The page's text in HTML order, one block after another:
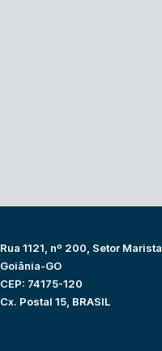
Rua 1121, nº 200, Setor Marista
Goiânia-GO
CEP: 74175-120
Cx. Postal 15, BRASIL